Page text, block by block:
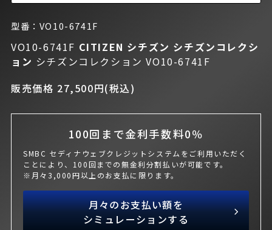
型番：VO10-6741F
VO10-6741F CITIZEN シチズン シチズンコレクシ
ョン シチズンコレクション VO10-6741F
販売価格 27,500円(税込)
100回まで金利手数料0％
SMBC セディナウェブクレジットシステムをご利用いただく
ことにより、100回までの無金利分割払いが可能です。
※月々3,000円以上のお支払に限ります。
月々のお支払い額を
シミュレーションする